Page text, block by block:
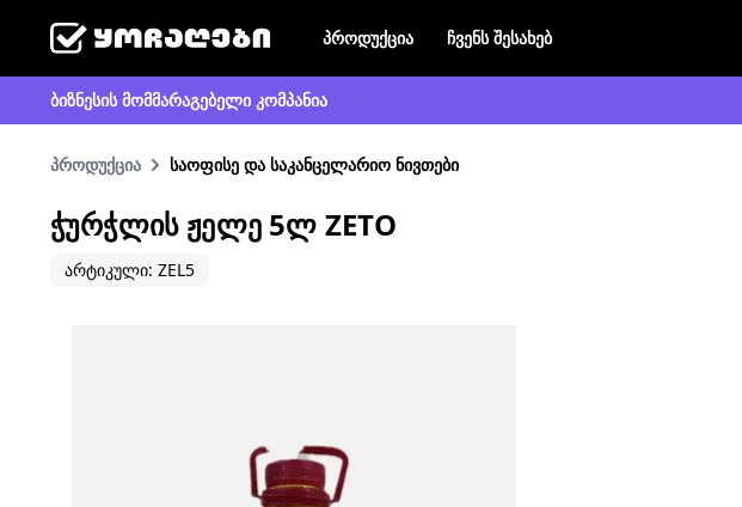
პროდუქცია ჩვენს შესახებ
ბიზნესის მომმარაგებელი კომპანია
პროდუქცია საოფისე და საკანცელარიო ნივთები
ᲭᲣᲠᲭᲚᲘᲡ ᲟᲔᲚᲔ 5Ლ ZETO
არტიკული: ZEL5